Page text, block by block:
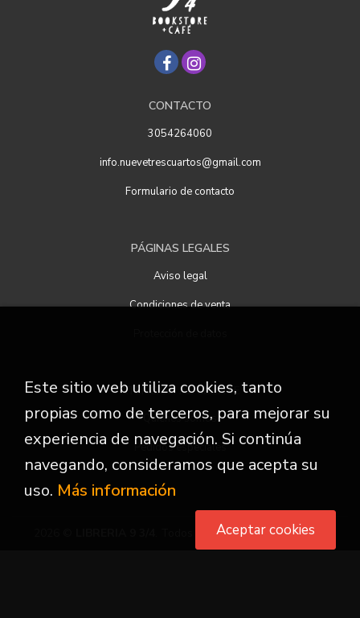
CONTACTO
3054264060
info.nuevetrescuartos@gmail.com
Formulario de contacto
PÁGINAS LEGALES
Aviso legal
Condiciones de venta
ATENCIÓN AL CLIENTE
Quiénes somos
Pedidos especiales
. Todos los Derechos Reservados
Este sitio web utiliza cookies, tanto
propias como de terceros, para mejorar su
experiencia de navegación. Si continúa
navegando, consideramos que acepta su
uso. Más información
Aceptar cookies